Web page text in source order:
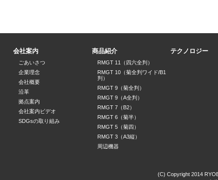
会社案内
ごあいさつ
企業理念
会社概要
沿革
拠点案内
会社案内ビデオ
SDGsの取り組み
商品紹介
RMGT 11（四六全判）
RMGT 10（菊全判ワイド/B1
判）
RMGT 9（菊全判）
RMGT 9（A全判）
RMGT 7（B2）
RMGT 6（菊半）
RMGT 5（菊四）
RMGT 3（A3縦）
周辺機器
テクノロジー
(C) Copyright 2014